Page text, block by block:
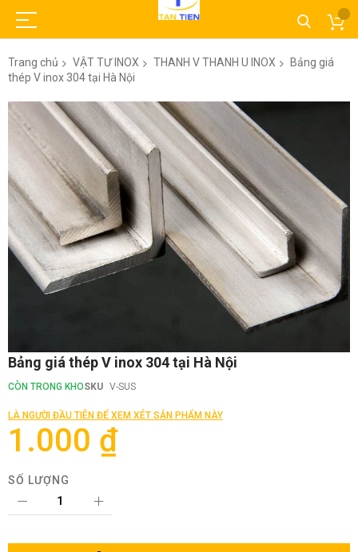
Trang chủ VẬT TƯ INOX THANH V THANH U INOX
Bảng giá
thép V inox 304 tại Hà Nội
Chuyển
đến
phần
thư
viện
hình
Chuyển
đến
phần
của
thư
hình
Bảng giá thép V inox 304 tại Hà Nội
CÒN TRONG KHOSKU V-SUS
LÀ NGƯỜI ĐẦU TIÊN ĐỂ XEM XÉT SẢN PHẨM NÀY
1.000 ₫
SỐ LƯỢNG